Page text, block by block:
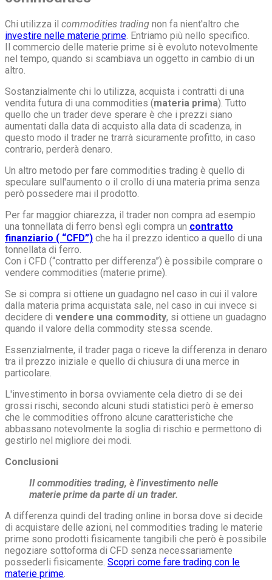
Chi utilizza il commodities trading non fa nient'altro che
investire nelle materie prime. Entriamo più nello specifico.
Il commercio delle materie prime si è evoluto notevolmente
nel tempo, quando si scambiava un oggetto in cambio di un
altro.
Sostanzialmente chi lo utilizza, acquista i contratti di una
vendita futura di una commodities (materia prima). Tutto
quello che un trader deve sperare è che i prezzi siano
aumentati dalla data di acquisto alla data di scadenza, in
questo modo il trader ne trarrà sicuramente profitto, in caso
contrario, perderà denaro.
Un altro metodo per fare commodities trading è quello di
speculare sull'aumento o il crollo di una materia prima senza
però possedere mai il prodotto.
Per far maggior chiarezza, il trader non compra ad esempio
una tonnellata di ferro bensì egli compra un contratto
finanziario ( “CFD”) che ha il prezzo identico a quello di una
tonnellata di ferro.
Con i CFD (“contratto per differenza”) è possibile comprare o
vendere commodities (materie prime).
Se si compra si ottiene un guadagno nel caso in cui il valore
dalla materia prima acquistata sale, nel caso in cui invece si
decidere di vendere una commodity, si ottiene un guadagno
quando il valore della commodity stessa scende.
Essenzialmente, il trader paga o riceve la differenza in denaro
tra il prezzo iniziale e quello di chiusura di una merce in
particolare.
L'investimento in borsa ovviamente cela dietro di se dei
grossi rischi, secondo alcuni studi statistici però è emerso
che le commodities offrono alcune caratteristiche che
abbassano notevolmente la soglia di rischio e permettono di
gestirlo nel migliore dei modi.
Conclusioni
Il commodities trading, è l'investimento nelle
materie prime da parte di un trader.
A differenza quindi del trading online in borsa dove si decide
di acquistare delle azioni, nel commodities trading le materie
prime sono prodotti fisicamente tangibili che però è possibile
negoziare sottoforma di CFD senza necessariamente
possederli fisicamente. Scopri come fare trading con le
materie prime.